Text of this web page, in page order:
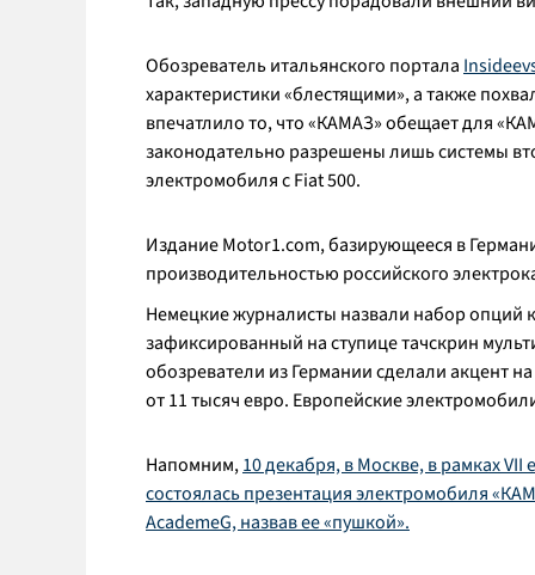
Обозреватель итальянского портала
характеристики «блестящими», а также
впечатлило то, что «КАМАЗ» обещает для
законодательно разрешены лишь системы
электромобиля с Fiat 500.
Издание Motor1.com, базирующееся в
производительностью российского
Немецкие журналисты назвали набор опций
зафиксированный на ступице тачскрин
обозреватели из Германии сделали акцент
от 11 тысяч евро. Европейские
Напомним,10 декабря, в Москве, в рамках
состоялась презентация электромобиля
AcademeG, назвав ее «пушкой».